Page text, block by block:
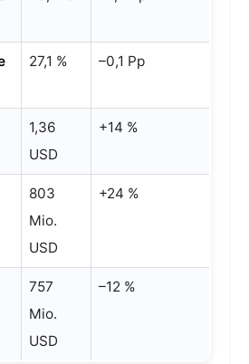
4️⃣
ufe &
den:
für Händler in
eBay überrascht mit
das war’s auch
27,1 % –0,1 Pp
1,36
USD
+14 %
803
Mio.
USD
+24 %
757
Mio.
USD
–12 %